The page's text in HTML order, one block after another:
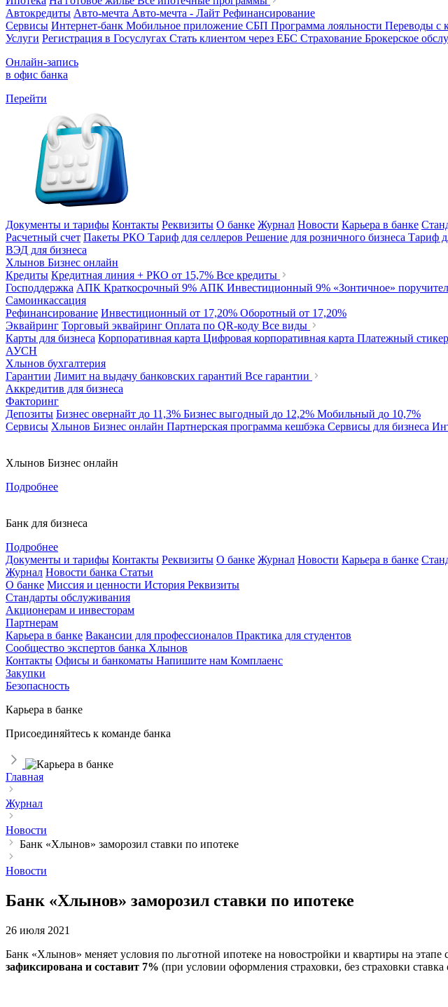
Автокредиты Авто-мечта Авто-мечта - Лайт Рефинансирование
Сервисы Интернет-банк Мобильное приложение СБП Программа лояльности Переводы с
Услуги Регистрация в Госуслугах Стать клиентом через ЕБС Страхование Брокерское
Онлайн-запись
в офис банка
Перейти
Документы и тарифы Контакты Реквизиты О банке Журнал Новости Карьера в банке
Расчетный счет Пакеты РКО Тариф для селлеров Решение для розничного бизнеса Тариф
ВЭД для бизнеса
Хлынов Бизнес онлайн
Кредиты Кредитная линия + РКО от 15,7% Все кредиты
Господдержка АПК Краткосрочный 9% АПК Инвестиционный 9% «Зонтичное»
Самоинкассация
Рефинансирование Инвестиционный от 17,20% Оборотный от 17,20%
Эквайринг Торговый эквайринг Оплата по QR-коду Все виды
Карты для бизнеса Корпоративная карта Цифровая корпоративная карта Платежный стикер
АУСН
Хлынов бухгалтерия
Гарантии Лимит на выдачу банковских гарантий Все гарантии
Аккредитив для бизнеса
Факторинг
Депозиты Бизнес овернайт до 11,3% Бизнес выгодный до 12,2% Мобильный до 10,7%
Сервисы Хлынов Бизнес онлайн Партнерская программа кешбэка Сервисы для бизнеса
Хлынов Бизнес онлайн
Подробнее
Банк для бизнеса
Подробнее
Документы и тарифы Контакты Реквизиты О банке Журнал Новости Карьера в банке
Журнал Новости банка Статьи
О банке Миссия и ценности История Реквизиты
Стандарты обслуживания
Акционерам и инвесторам
Партнерам
Карьера в банке Вакансии для профессионалов Практика для студентов
Сообщество экспертов банка Хлынов
Контакты Офисы и банкоматы Напишите нам Комплаенс
Закупки
Безопасность
Карьера в банке
Присоединяйтесь к команде банка
Главная
Журнал
Новости
Банк «Хлынов» заморозил ставки по ипотеке
Новости
Банк «Хлынов» заморозил ставки по ипотеке
26 июля 2021
Банк «Хлынов» меняет условия по льготной ипотеке на новостройки и квартиры на
зафиксирована и составит 7% (при условии оформления страховки, без страховки ставка